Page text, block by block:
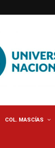
COL. MASCÍAS